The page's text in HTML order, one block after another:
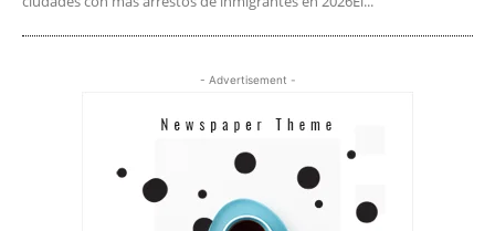
- Advertisement -